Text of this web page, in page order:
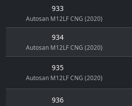
933
Autosan M12LF CNG (2020)
934
Autosan M12LF CNG (2020)
935
Autosan M12LF CNG (2020)
936